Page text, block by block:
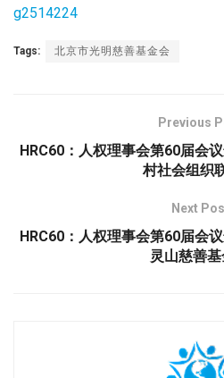
g2514224
Tags: 北京市光明慈善基金会
Previous
HRC60：人权理事会第60届会
村社会组织
Next
HRC60：人权理事会第60届会
灵山慈善